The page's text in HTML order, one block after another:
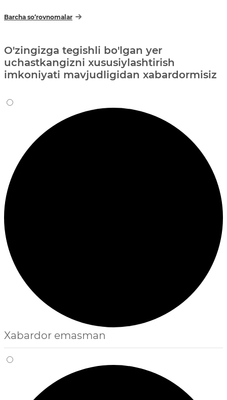
Barcha so‘rovnomalar
O'zingizga tegishli bo'lgan yer
uchastkangizni xususiylashtirish
imkoniyati mavjudligidan xabardormisiz
Xabardor emasman